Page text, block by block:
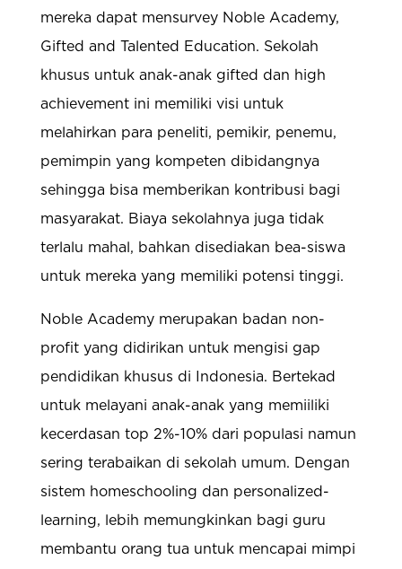
mereka dapat mensurvey Noble Academy,
Gifted and Talented Education. Sekolah
khusus untuk anak-anak gifted dan high
achievement ini memiliki visi untuk
melahirkan para peneliti, pemikir, penemu,
pemimpin yang kompeten dibidangnya
sehingga bisa memberikan kontribusi bagi
masyarakat. Biaya sekolahnya juga tidak
terlalu mahal, bahkan disediakan bea-siswa
untuk mereka yang memiliki potensi tinggi.
Noble Academy merupakan badan non-
profit yang didirikan untuk mengisi gap
pendidikan khusus di Indonesia. Bertekad
untuk melayani anak-anak yang memiiliki
kecerdasan top 2%-10% dari populasi namun
sering terabaikan di sekolah umum. Dengan
sistem homeschooling dan personalized-
learning, lebih memungkinkan bagi guru
membantu orang tua untuk mencapai mimpi